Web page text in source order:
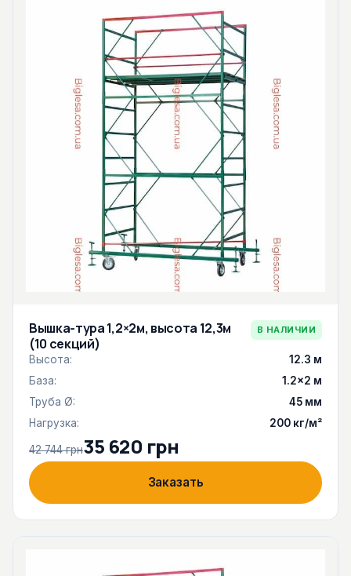
Вышка-тура 1,2×2м, высота 12,3м
(10 секций)
В НАЛИЧИИ
Высота:
12.3 м
База:
1.2×2 м
Труба Ø:
45 мм
Нагрузка:
200 кг/м²
42 744 грн35 620 грн
Заказать